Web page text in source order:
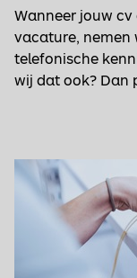
Wanneer jouw
vacature, nemen
telefonische
wij dat ook? Dan